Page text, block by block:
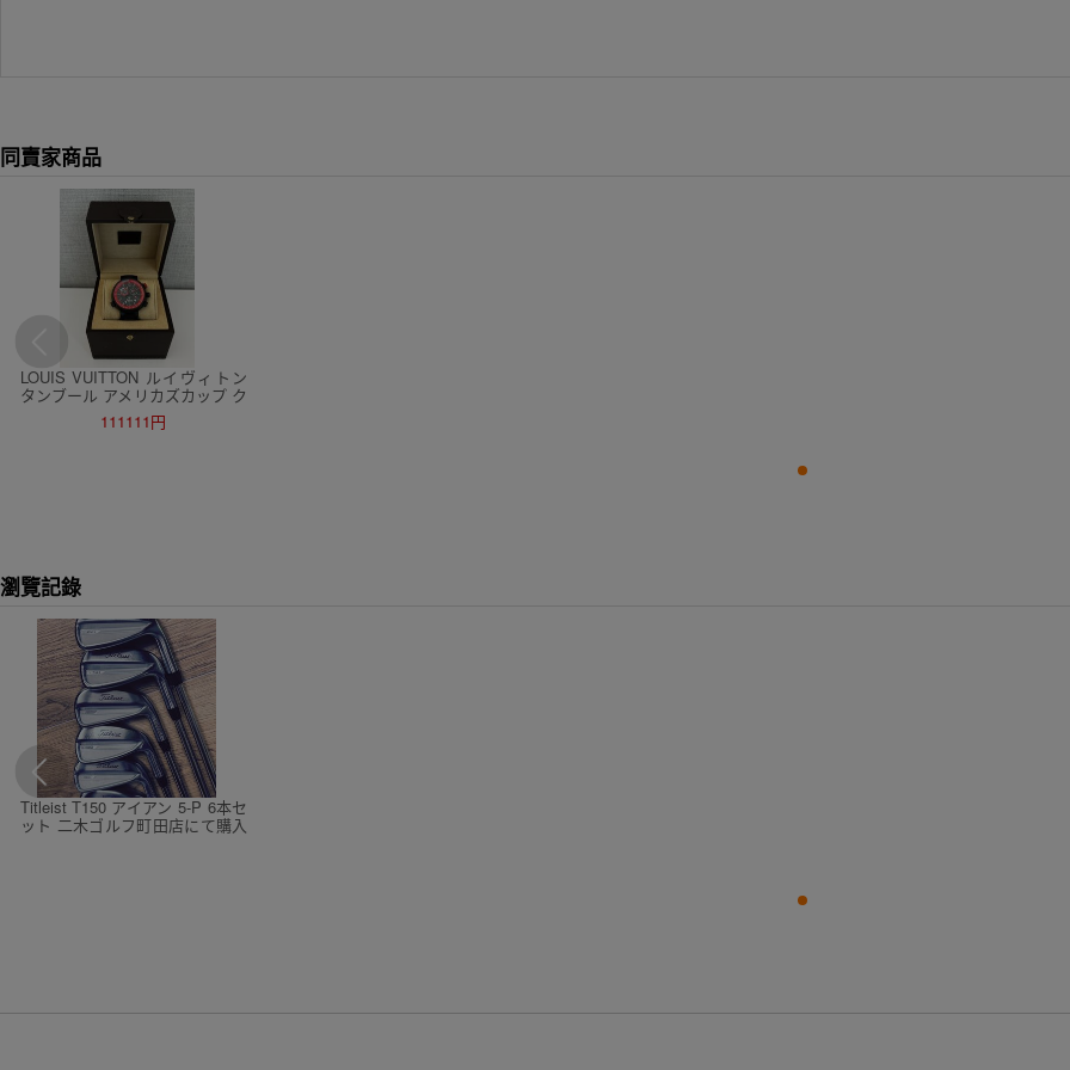
同賣家商品
LOUIS VUITTON ルイヴィトン
タンブール アメリカズカップ ク
ロノグラフ メンズ 腕時計 8/5
電池交換済み111111円
瀏覽記錄
Titleist T150 アイアン 5-P 6本セ
ット 二木ゴルフ町田店にて購入